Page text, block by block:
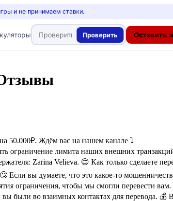
и не принимаем ставки.
Проверить Оставить
50.000₽. Ждём вас на нашем канале ⤵️
ограничение лимита наших внешних
Zarina Velieva. 😊 Как только сделаете
вы думаете, что это какое-то
ограничения, чтобы мы смогли перевести
были во взаимных контактах для перевода. 💰